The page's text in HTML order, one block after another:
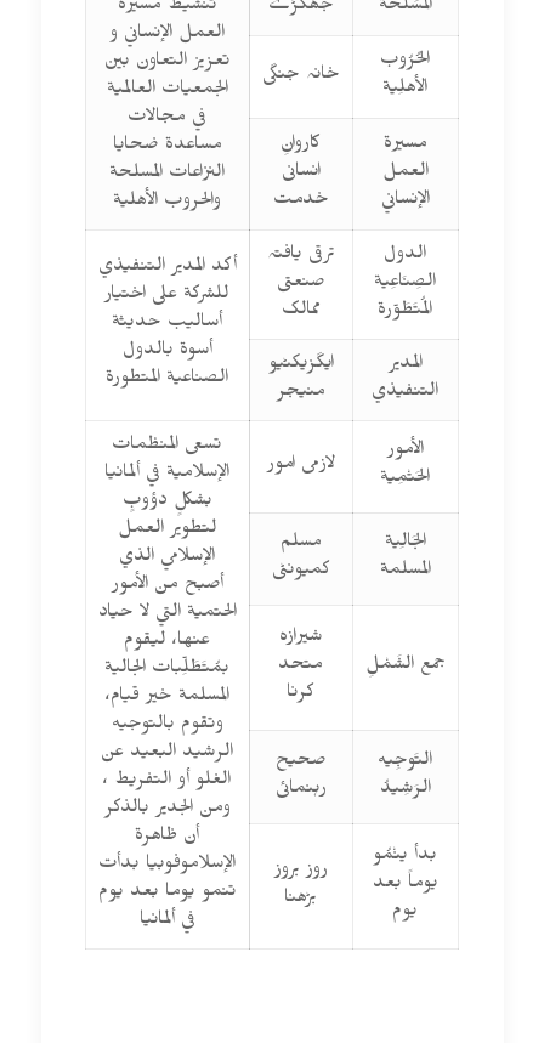
المُسَلَّحَة جھگڑے
تنشيط مسيرة
العمل الإنساني و
تعزيز التعاون بين
الجمعيات العالمية
في مجالات
مساعدة ضحايا
النزاعات المسلحة
والحروب الأهلية
الحُرُوب
الأهلِية
خانہ جنگی
مسيرة
العمل
الإنساني
کاروانِ
انسانی
خدمت
الدول
الصِنَاعِية
المُتَطَوّرة
ترقی یافتہ
صنعتی
ممالک
أكد المدير التنفيذي
للشركة على اختيار
أساليب حديثة
أسوة بالدول
الصناعية المتطورة
المدير
التنفيذي
ایگزیکٹیو
منیجر
الأمور
الحَتْمِية
لازمی امور
تسعى المنظمات
الإسلامية في ألمانيا
بشكلٍ دؤوبٍ
لتطوير العمل
الإسلامي الذي
أصبح من الأمور
الحتمية التي لا حياد
عنها، ليقوم
بمُتَطَلِّبات الجالية
المسلمة خير قيام،
وتقوم بالتوجيه
الرشيد البعيد عن
الغلو أو التفريط ،
ومن الجدير بالذكر
أن ظاهرة
الإسلاموفوبيا بدأت
تنمو يوما بعد يوم
في ألمانيا
الجَالِية
المسلمة
مسلم
کمیونٹی
جمع الشَمْلِ
شیرازہ
متحد
کرنا
التَوجِيه
الرَشِيدُ
صحیح
رہنمائی
بدأ ينْمُو
يوماً بعد
يوم
روز بروز
بڑھنا